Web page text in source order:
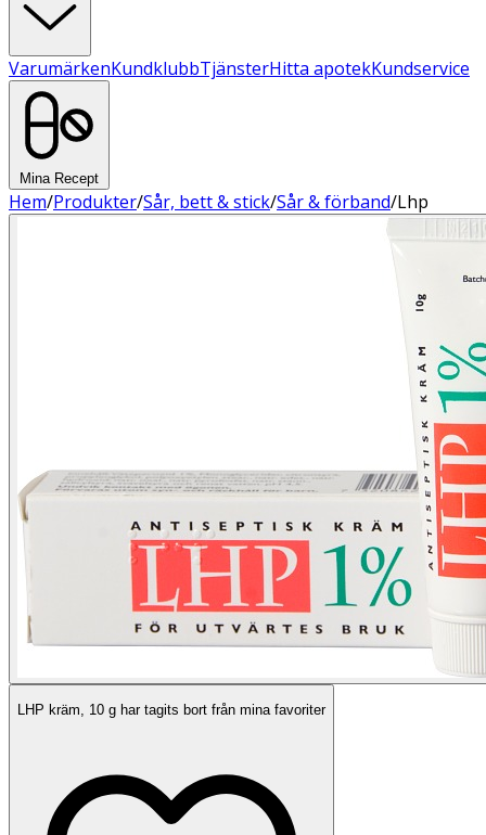
VarumärkenKundklubbTjänsterHitta apotekKundservice
Mina Recept
Hem/Produkter/Sår, bett & stick/Sår & förband/Lhp
LHP kräm, 10 g har tagits bort från mina favoriter